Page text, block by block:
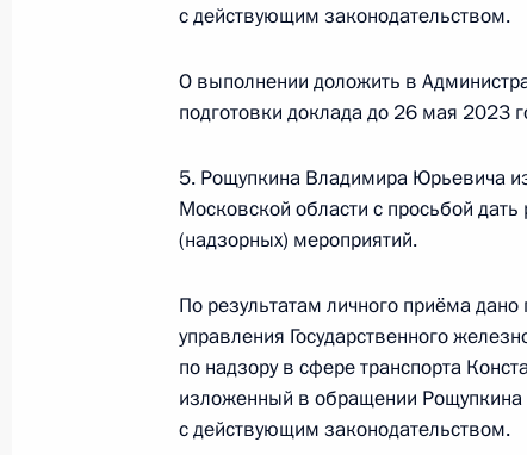
11 марта 2025 года, 15:15
16 октября 2024 года, среда
16 октября 2024 года по
руководитель Управления
кадастра и картографии по
личный приём граждан
16 октября 2024 года, 16:13
с действующим законодательством.
О выполнении доложить в
подготовки доклада до 26 мая 2023
5. Рощупкина Владимира Юрьевича
Московской области с просьбой
(надзорных) мероприятий.
По результатам личного приёма
управления Государственного
по надзору в сфере транспорта
изложенный в обращении Рощупкина
с действующим законодательством.